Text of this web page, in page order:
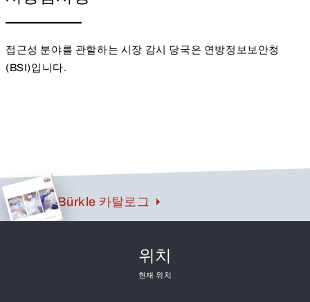
접근성 분야를 관할하는 시장 감시 당국은 연방정보보안청
(BSI)입니다.
Bürkle 카탈로그
위치
현재 위치